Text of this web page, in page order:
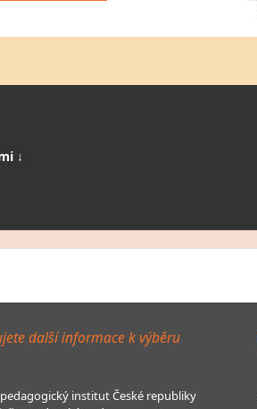
↓
další informace k výběru
institut České republiky